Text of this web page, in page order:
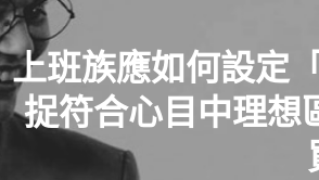
上班族應如何設定
捉符合心目中理想